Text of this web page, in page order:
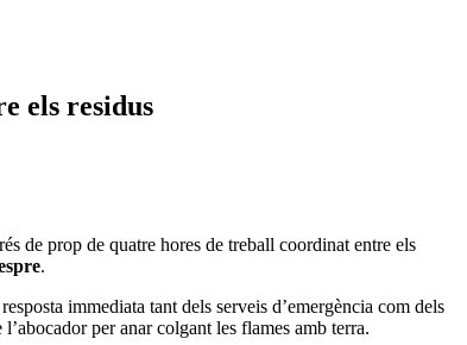
els residus
de prop de quatre hores de treball coordinat entre els
.
immediata tant dels serveis d’emergència com dels
per anar colgant les flames amb terra.